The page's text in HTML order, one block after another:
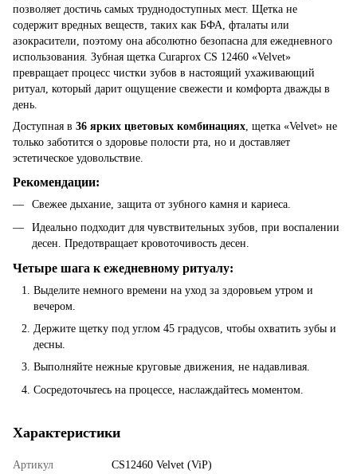
позволяет достичь самых труднодоступных мест. Щетка не
содержит вредных веществ, таких как БФА, фталаты или
азокрасители, поэтому она абсолютно безопасна для ежедневного
использования. Зубная щетка Curaprox CS 12460 «Velvet»
превращает процесс чистки зубов в настоящий ухаживающий
ритуал, который дарит ощущение свежести и комфорта дважды в
день.
Доступная в 36 ярких цветовых комбинациях , щетка «Velvet» не
только заботится о здоровье полости рта, но и доставляет
эстетическое удовольствие.
Рекомендации:
Свежее дыхание, защита от зубного камня и кариеса.
Идеально подходит для чувствительных зубов, при воспалении
десен. Предотвращает кровоточивость десен.
Четыре шага к ежедневному ритуалу:
Выделите немного времени на уход за здоровьем утром и
вечером.
Держите щетку под углом 45 градусов, чтобы охватить зубы и
десны.
Выполняйте нежные круговые движения, не надавливая.
Сосредоточьтесь на процессе, наслаждайтесь моментом.
Характеристики
Артикул CS12460 Velvet (ViP)